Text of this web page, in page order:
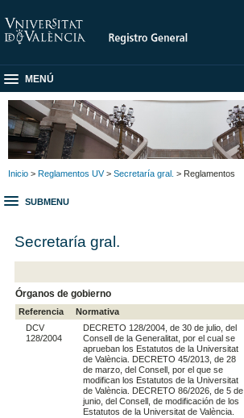
MENÚ
Inicio > Reglamentos UV> Secretaría gral. > Reglamentos
SUBMENU
Secretaría gral.
Órganos de gobierno
Referencia Normativa
DCV
128/2004
DECRETO 128/2004, de 30 de julio, del
Consell de la Generalitat, por el cual se
aprueban los Estatutos de la Universitat
de València. DECRETO 45/2013, de 28
de marzo, del Consell, por el que se
modifican los Estatutos de la Universitat
de València. DECRETO 86/2026, de 5 de
junio, del Consell, de modificación de los
Estatutos de la Universitat de València.